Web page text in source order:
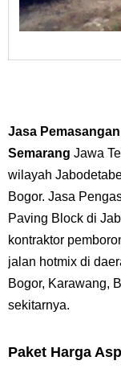
Jasa
Semarang Jawa
wilayah
Bogor. Jasa
Paving Block di
kontraktor
jalan hotmix di
Bogor, Karawang,
sekitarnya.
Paket Harga